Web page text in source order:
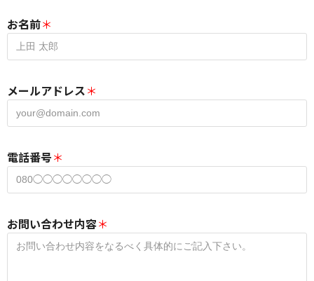
お名前＊
メールアドレス＊
電話番号＊
お問い合わせ内容＊